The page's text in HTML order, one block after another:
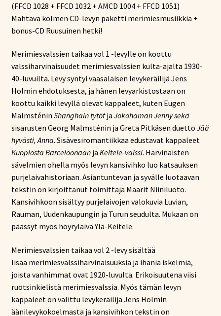
oli:
71,86 €.
on:
30,36 €.
(FFCD 1028 + FFCD 1032 + AMCD 1004 + FFCD 1051)
Mahtava kolmen CD-levyn paketti merimiesmusiikkia +
bonus-CD Ruusuinen hetki!
Merimiesvalssien taikaa vol 1 -levylle on koottu
valssiharvinaisuudet merimiesvalssien kulta-ajalta 1930-
40-luvuilta. Levy syntyi vaasalaisen levykeräilijä Jens
Holmin ehdotuksesta, ja hänen levyarkistostaan on
koottu kaikki levyllä olevat kappaleet, kuten Eugen
Malmsténin Shanghain tytötja Jokohaman Jenny sekä
sisarusten Georg Malmsténin ja Greta Pitkäsen duetto Jää
hyvästi, Anna. Sisävesiromantiikkaa edustavat kappaleet
Kuopiosta Barceloonaanja Keitele-valssi. Harvinaisten
sävelmien ohella myös levyn kansivihko luo katsauksen
purjelaivahistoriaan. Asiantuntevan ja syvälle luotaavan
tekstin on kirjoittanut toimittaja Maarit Niiniluoto.
Kansivihkoon sisältyy purjelaivojen valokuvia Luvian,
Rauman, Uudenkaupungin ja Turun seudulta. Mukaan on
päässyt myös höyrylaiva Ylä-Keitele.
Merimiesvalssien taikaa vol 2 -levy sisältää
lisää merimiesvalssiharvinaisuuksia ja ihania iskelmiä,
joista vanhimmat ovat 1920-luvulta. Erikoisuutena viisi
ruotsinkielistä merimiesvalssia. Myös tämän levyn
kappaleet on valittu levykeräilijä Jens Holmin
äänilevykokoelmasta ja kansivihkon tekstin on